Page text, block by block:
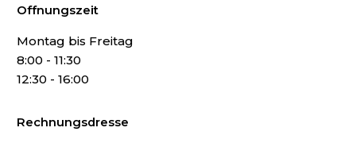
Offnungszeit
Montag bis Freitag
8:00 - 11:30
12:30 - 16:00
Rechnungsdresse